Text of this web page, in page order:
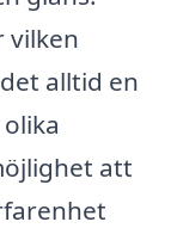
vilken
alltid en
att